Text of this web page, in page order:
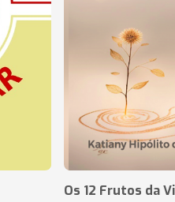
Os 12 Frutos da